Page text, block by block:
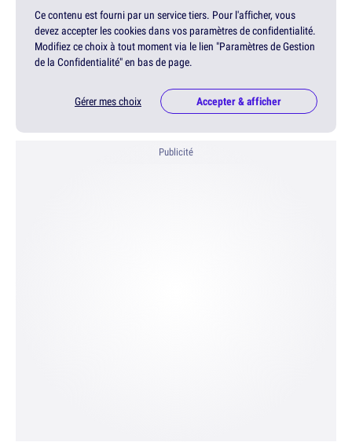
Ce contenu est fourni par un service tiers. Pour l'afficher, vous
devez accepter les cookies dans vos paramètres de confidentialité.
Modifiez ce choix à tout moment via le lien "Paramètres de Gestion
de la Confidentialité" en bas de page.
Gérer mes choix Accepter & afficher
Publicité